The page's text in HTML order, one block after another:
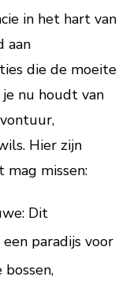
in het hart van
aan
die de moeite
nu houdt van
Hier zijn
missen:
Dit
paradijs voor